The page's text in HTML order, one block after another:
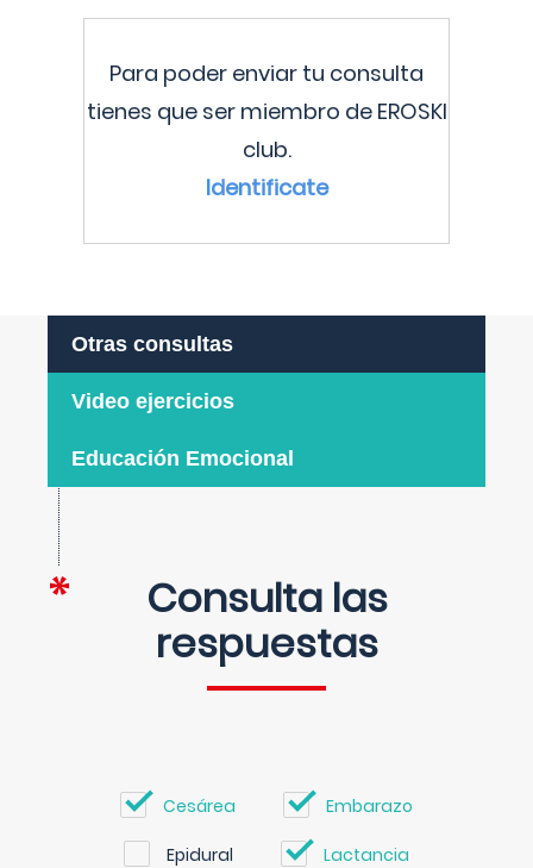
Para poder enviar tu consulta
tienes que ser miembro de EROSKI
club.
Identificate
Otras consultas
Video ejercicios
Educación Emocional
Consulta las
respuestas
Cesárea Embarazo
Epidural Lactancia